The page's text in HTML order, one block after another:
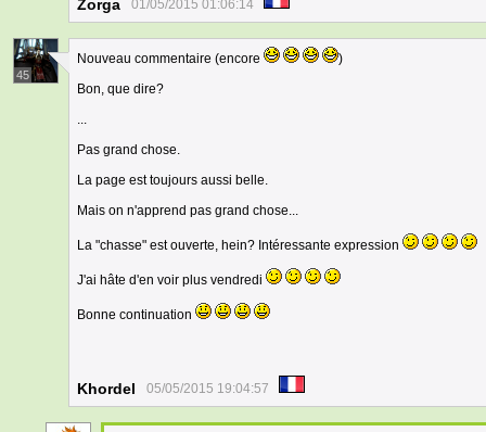
Zorga 01/05/2015 01:06:14
45
Nouveau commentaire (encore
)
Bon, que dire?
...
Pas grand chose.
La page est toujours aussi belle.
Mais on n'apprend pas grand chose...
La "chasse" est ouverte, hein? Intéressante expression
J'ai hâte d'en voir plus vendredi
Bonne continuation
Khordel 05/05/2015 19:04:57